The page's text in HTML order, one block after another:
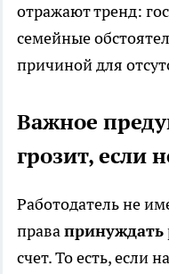
отражают тренд:
семейные
причиной для
Важное
грозит, если
Работодатель не
правапринуждать
счет. То есть, если